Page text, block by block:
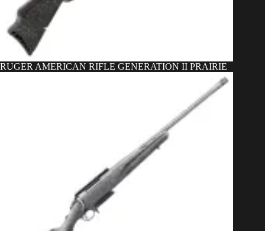
RUGER AMERICAN RIFLE GENERATION II PRAIRIE